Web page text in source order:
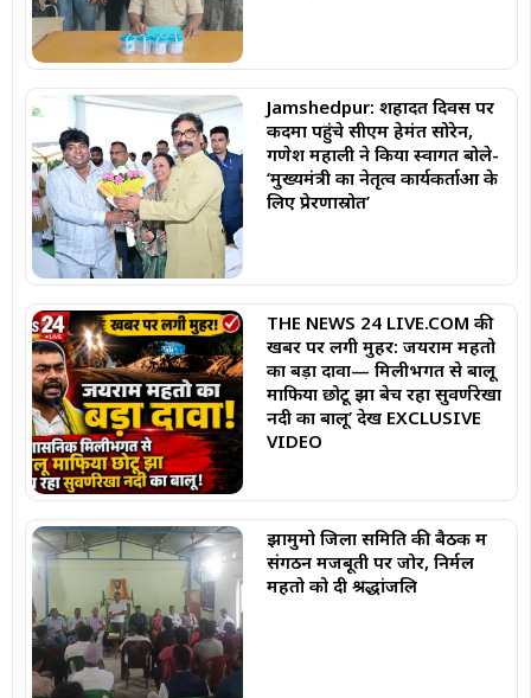
Jamshedpur: शहादत दिवस पर
कदमा पहुंचे सीएम हेमंत सोरेन,
गणेश महाली ने किया स्वागत बोले-
‘मुख्यमंत्री का नेतृत्व कार्यकर्ताओं के
लिए प्रेरणास्रोत’
THE NEWS 24 LIVE.COM की
खबर पर लगी मुहर: जयराम महतो
का बड़ा दावा— मिलीभगत से बालू
माफिया छोटू झा बेच रहा सुवर्णरेखा
नदी का बालू’ देखें EXCLUSIVE
VIDEO
झामुमो जिला समिति की बैठक में
संगठन मजबूती पर जोर, निर्मल
महतो को दी श्रद्धांजलि